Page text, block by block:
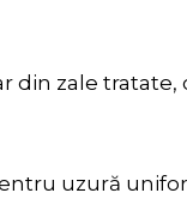
din zale
uzură